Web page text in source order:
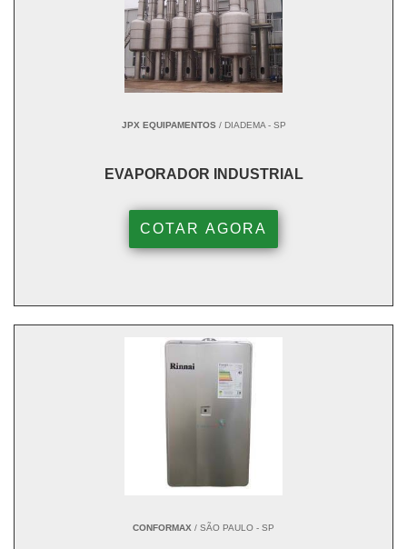
JPX EQUIPAMENTOS/ DIADEMA - SP
EVAPORADOR INDUSTRIAL
COTAR AGORA
CONFORMAX / SÃO PAULO - SP